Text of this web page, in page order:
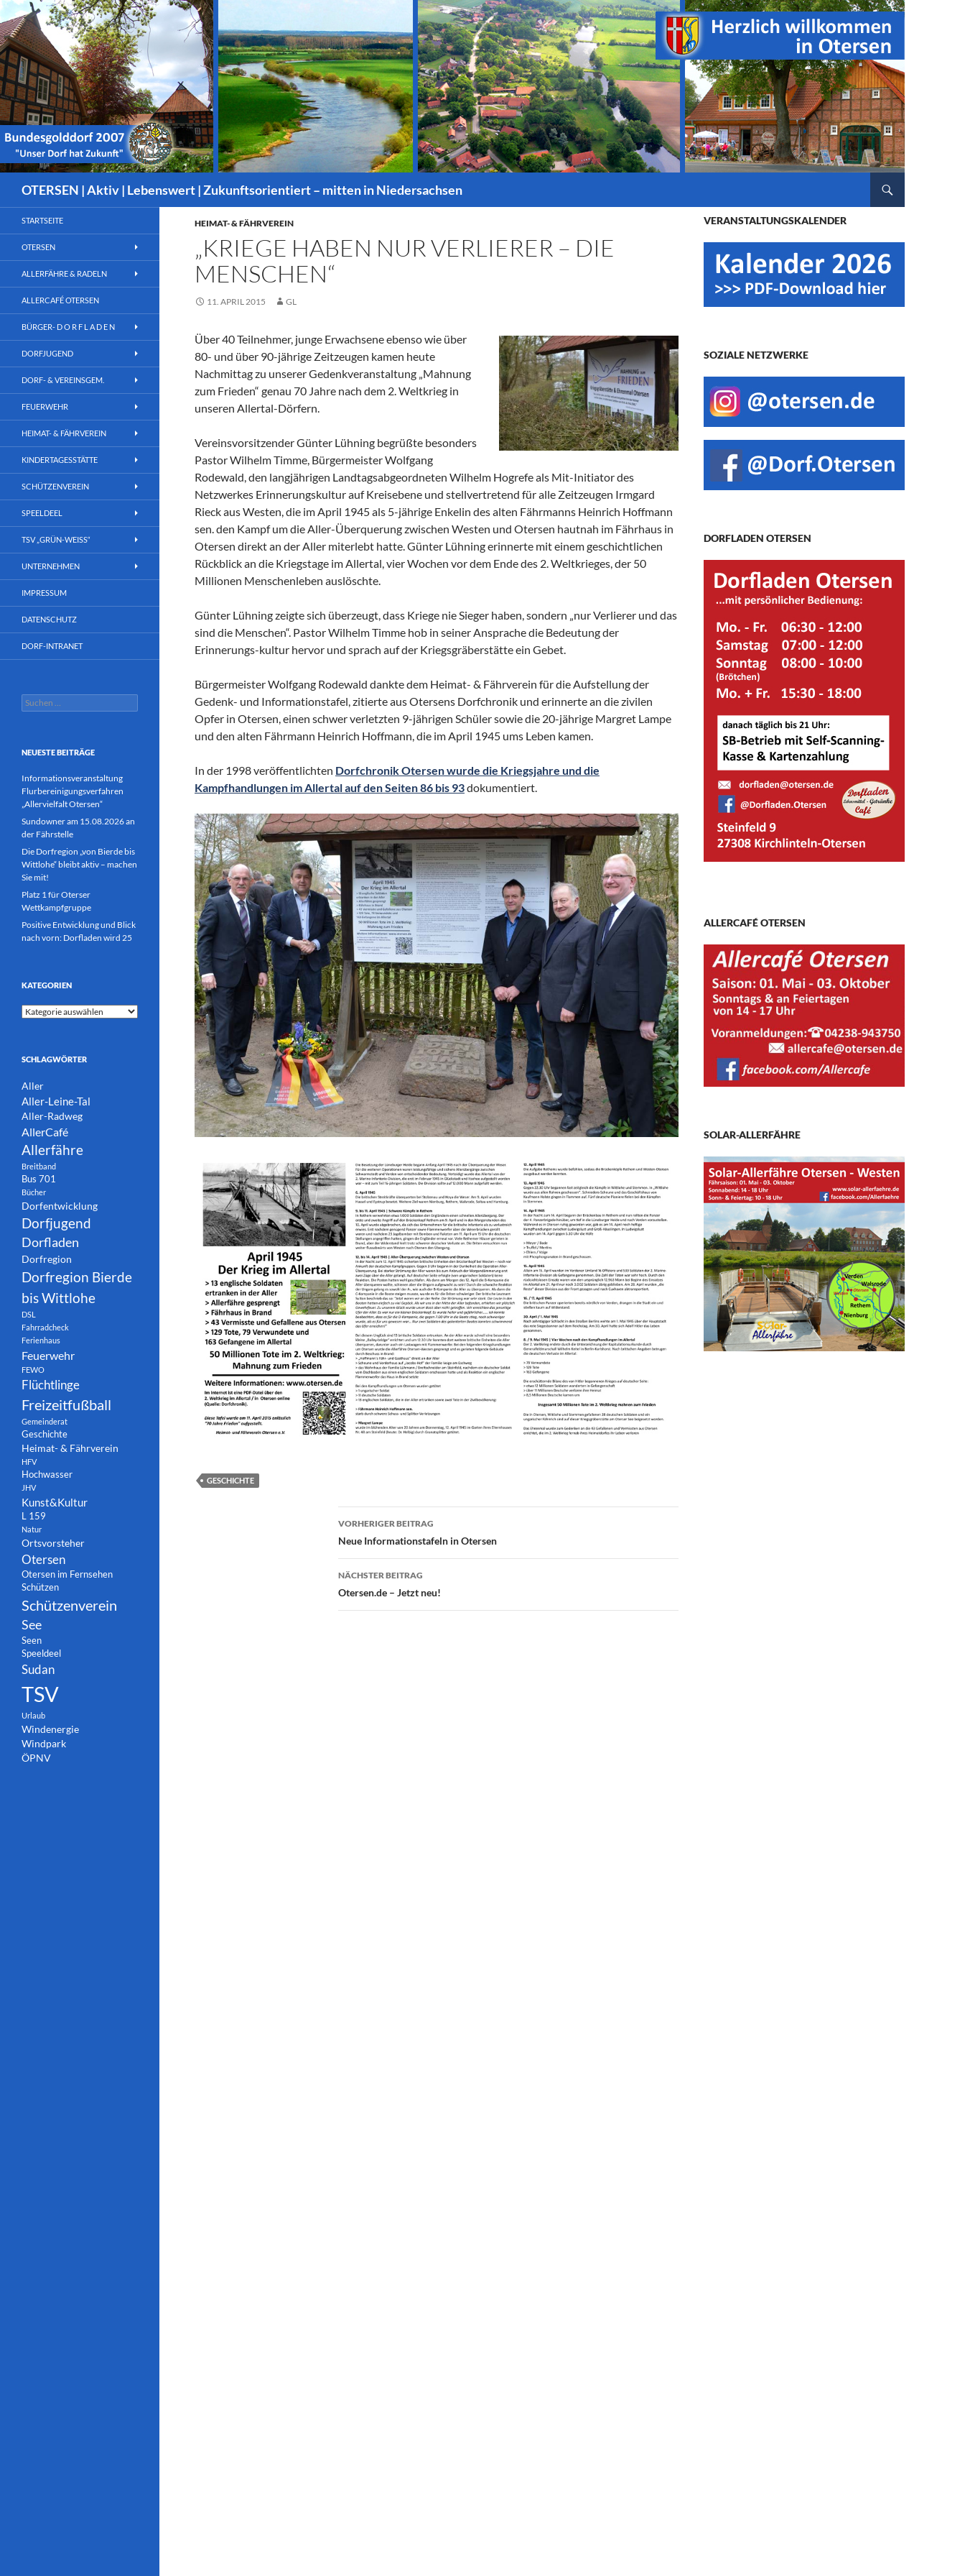
OTERSEN | Aktiv | Lebenswert | Zukunftsorientiert – mitten in Niedersachsen
HEIMAT- & FÄHRVEREIN
„KRIEGE HABEN NUR VERLIERER – DIE
MENSCHEN“
11. APRIL 2015 GL
Über 40 Teilnehmer, junge Erwachsene ebenso wie über
80- und über 90-jährige Zeitzeugen kamen heute
Nachmittag zu unserer Gedenkveranstaltung „Mahnung
zum Frieden“ genau 70 Jahre nach dem 2. Weltkrieg in
unseren Allertal-Dörfern.
Vereinsvorsitzender Günter Lühning begrüßte besonders
Pastor Wilhelm Timme, Bürgermeister Wolfgang
Rodewald, den langjährigen Landtagsabgeordneten Wilhelm Hogrefe als Mit-Initiator des
Netzwerkes Erinnerungskultur auf Kreisebene und stellvertretend für alle Zeitzeugen Irmgard
Rieck aus Westen, die im April 1945 als 5-jährige Enkelin des alten Fährmanns Heinrich Hoffmann
sen. den Kampf um die Aller-Überquerung zwischen Westen und Otersen hautnah im Fährhaus in
Otersen direkt an der Aller miterlebt hatte. Günter Lühning erinnerte mit einem geschichtlichen
Rückblick an die Kriegstage im Allertal, vier Wochen vor dem Ende des 2. Weltkrieges, der 50
Millionen Menschenleben auslöschte.
Günter Lühning zeigte sich überzeugt, dass Kriege nie Sieger haben, sondern „nur Verlierer und das
sind die Menschen“. Pastor Wilhelm Timme hob in seiner Ansprache die Bedeutung der
Erinnerungs-kultur hervor und sprach auf der Kriegsgräberstätte ein Gebet.
Bürgermeister Wolfgang Rodewald dankte dem Heimat- & Fährverein für die Aufstellung der
Gedenk- und Informationstafel, zitierte aus Otersens Dorfchronik und erinnerte an die zivilen
Opfer in Otersen, einen schwer verletzten 9-jährigen Schüler sowie die 20-jährige Margret Lampe
und den alten Fährmann Heinrich Hoffmann, die im April 1945 ums Leben kamen.
In der 1998 veröffentlichten Dorfchronik Otersen wurde die Kriegsjahre und die
Kampfhandlungen im Allertal auf den Seiten 86 bis 93dokumentiert.
GESCHICHTE
Beitragsnavigation
VORHERIGER BEITRAG
Neue Informationstafeln in Otersen
NÄCHSTER BEITRAG
Otersen.de – Jetzt neu!
VERANSTALTUNGSKALENDER
SOZIALE NETZWERKE
DORFLADEN OTERSEN
ALLERCAFÉ OTERSEN
SOLAR-ALLERFÄHRE
STARTSEITE
OTERSEN
ALLERFÄHRE & RADELN
ALLERCAFÉ OTERSEN
BÜRGER- D O R F L A D E N
DORFJUGEND
DORF- & VEREINSGEM.
FEUERWEHR
HEIMAT- & FÄHRVEREIN
KINDERTAGESSTÄTTE
SCHÜTZENVEREIN
SPEELDEEL
TSV „GRÜN-WEISS“
UNTERNEHMEN
IMPRESSUM
DATENSCHUTZ
DORF-INTRANET
Suchen
nach:
NEUESTE BEITRÄGE
Informationsveranstaltung
Flurbereinigungsverfahren
„Allervielfalt Otersen“
Sundowner am 15.08.2026 an
der Fährstelle
Die Dorfregion „von Bierde bis
Wittlohe“ bleibt aktiv – machen
Sie mit!
Platz 1 für Oterser
Wettkampfgruppe
Positive Entwicklung und Blick
nach vorn: Dorfladen wird 25
KATEGORIEN
Kategorien
SCHLAGWÖRTER
Aller
Aller-Leine-Tal
Aller-Radweg
AllerCafé
Allerfähre
Breitband
Bus 701
Bücher
Dorfentwicklung
Dorfjugend
Dorfladen
Dorfregion
Dorfregion Bierde
bis Wittlohe
DSL
Fahrradcheck
Ferienhaus
Feuerwehr
FEWO
Flüchtlinge
Freizeitfußball
Gemeinderat
Geschichte
Heimat- & Fährverein
HFV
Hochwasser
JHV
Kunst&Kultur
L 159
Natur
Ortsvorsteher
Otersen
Otersen im Fernsehen
Schützen
Schützenverein
See
Seen
Speeldeel
Sudan
TSV
Urlaub
Windenergie
Windpark
ÖPNV